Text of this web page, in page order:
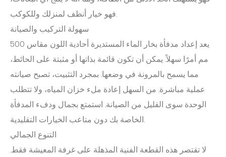
فهو خيار أنظف لمنزلك وللكوكب.
سهولة التركيب والصيانة
يعد إعداد مدفأة بخار الماء المستديرة أحادية اللون مقاس 500
مم أمرًا سهلاً. يمكن أن تكون قائمة بذاتها أو مثبتة على الحائط،
مما يسمح بالمرونة في وضعها. بمجرد التثبيت، تصبح صيانته
عملية مباشرة. من السهل إعادة ملء خزان المياه، ولا تتطلب
الوحدة سوى القليل من الصيانة. استمتع بجمال ودفء المدفأة
الخاصة بك دون متاعب الخيارات التقليدية.
التنوع الجمالي
لا تقتصر هذه القطعة الفنية المذهلة على غرفة المعيشة فقط.